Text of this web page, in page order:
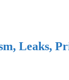
Leaks,